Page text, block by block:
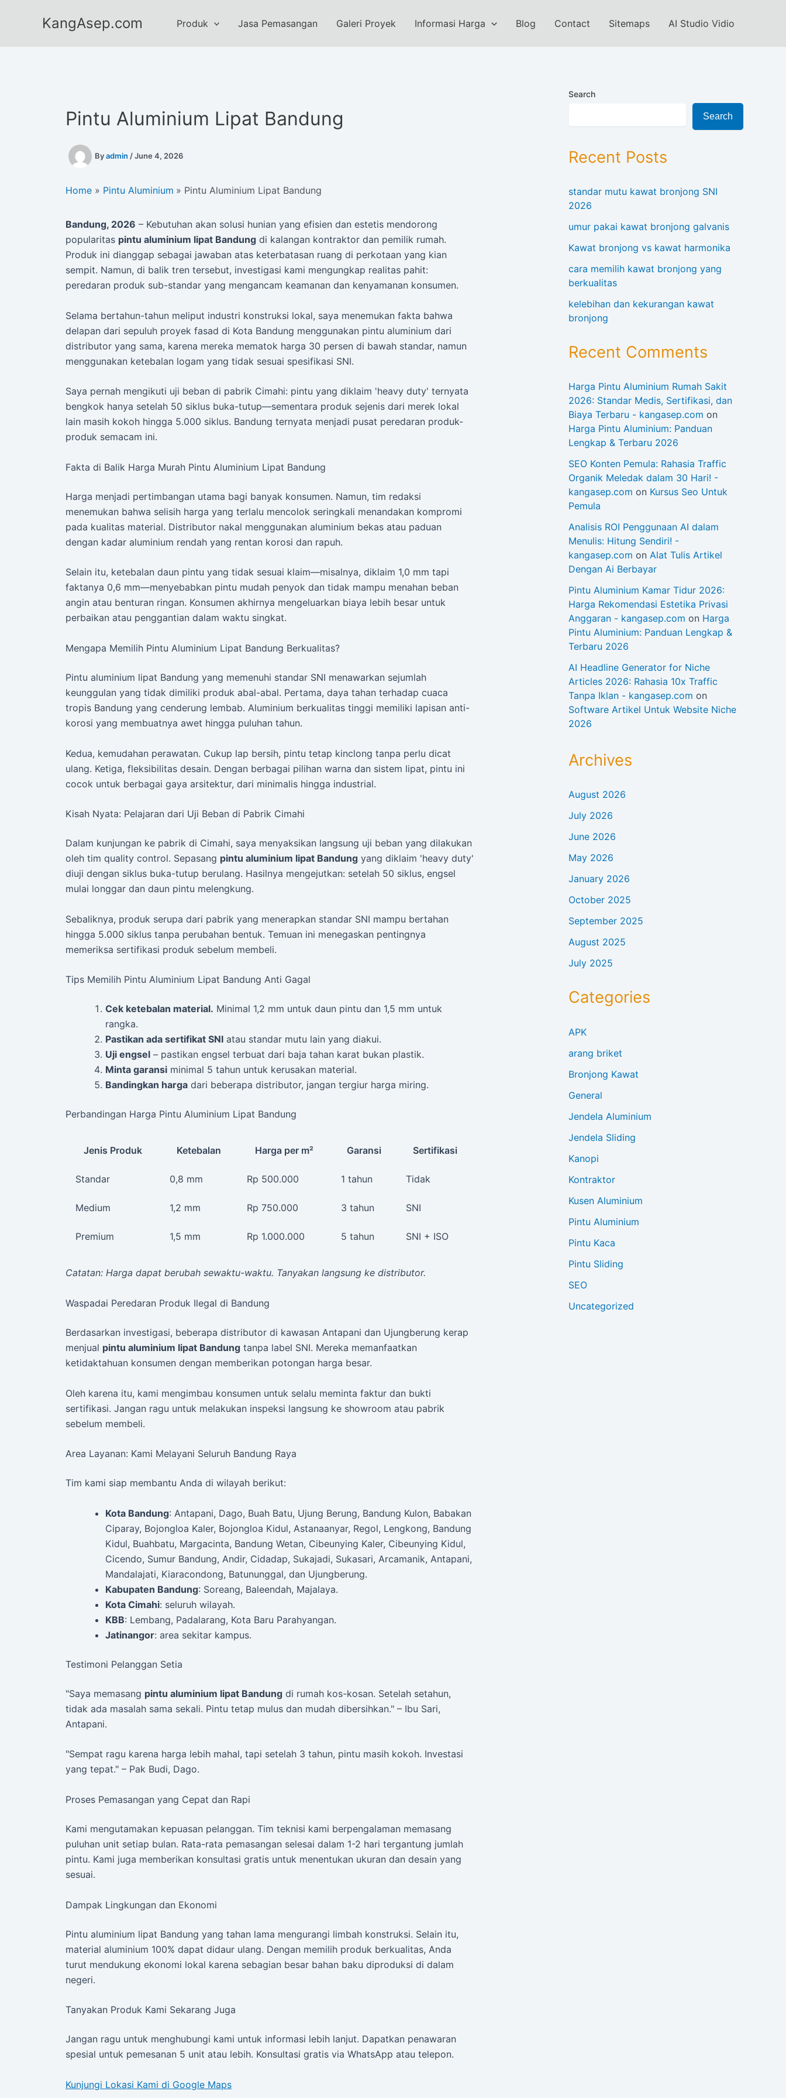
KangAsep.com Produk Jasa Pemasangan Galeri Proyek Informasi Harga Blog Contact Sitemaps AI Studio Vidio
Pintu Aluminium Lipat Bandung
Byadmin /June 4, 2026
Home Pintu Aluminium Pintu Aluminium Lipat Bandung
Bandung, 2026 – Kebutuhan akan solusi hunian yang efisien dan estetis mendorong
popularitas pintu aluminium lipat Bandung di kalangan kontraktor dan pemilik rumah.
Produk ini dianggap sebagai jawaban atas keterbatasan ruang di perkotaan yang kian
sempit. Namun, di balik tren tersebut, investigasi kami mengungkap realitas pahit:
peredaran produk sub-standar yang mengancam keamanan dan kenyamanan konsumen.
Selama bertahun-tahun meliput industri konstruksi lokal, saya menemukan fakta bahwa
delapan dari sepuluh proyek fasad di Kota Bandung menggunakan pintu aluminium dari
distributor yang sama, karena mereka mematok harga 30 persen di bawah standar, namun
menggunakan ketebalan logam yang tidak sesuai spesifikasi SNI.
Saya pernah mengikuti uji beban di pabrik Cimahi: pintu yang diklaim 'heavy duty' ternyata
bengkok hanya setelah 50 siklus buka-tutup—sementara produk sejenis dari merek lokal
lain masih kokoh hingga 5.000 siklus. Bandung ternyata menjadi pusat peredaran produk-
produk semacam ini.
Fakta di Balik Harga Murah Pintu Aluminium Lipat Bandung
Harga menjadi pertimbangan utama bagi banyak konsumen. Namun, tim redaksi
menemukan bahwa selisih harga yang terlalu mencolok seringkali menandakan kompromi
pada kualitas material. Distributor nakal menggunakan aluminium bekas atau paduan
dengan kadar aluminium rendah yang rentan korosi dan rapuh.
Selain itu, ketebalan daun pintu yang tidak sesuai klaim—misalnya, diklaim 1,0 mm tapi
faktanya 0,6 mm—menyebabkan pintu mudah penyok dan tidak mampu menahan beban
angin atau benturan ringan. Konsumen akhirnya mengeluarkan biaya lebih besar untuk
perbaikan atau penggantian dalam waktu singkat.
Mengapa Memilih Pintu Aluminium Lipat Bandung Berkualitas?
Pintu aluminium lipat Bandung yang memenuhi standar SNI menawarkan sejumlah
keunggulan yang tidak dimiliki produk abal-abal. Pertama, daya tahan terhadap cuaca
tropis Bandung yang cenderung lembab. Aluminium berkualitas tinggi memiliki lapisan anti-
korosi yang membuatnya awet hingga puluhan tahun.
Kedua, kemudahan perawatan. Cukup lap bersih, pintu tetap kinclong tanpa perlu dicat
ulang. Ketiga, fleksibilitas desain. Dengan berbagai pilihan warna dan sistem lipat, pintu ini
cocok untuk berbagai gaya arsitektur, dari minimalis hingga industrial.
Kisah Nyata: Pelajaran dari Uji Beban di Pabrik Cimahi
Dalam kunjungan ke pabrik di Cimahi, saya menyaksikan langsung uji beban yang dilakukan
oleh tim quality control. Sepasang pintu aluminium lipat Bandung yang diklaim 'heavy duty'
diuji dengan siklus buka-tutup berulang. Hasilnya mengejutkan: setelah 50 siklus, engsel
mulai longgar dan daun pintu melengkung.
Sebaliknya, produk serupa dari pabrik yang menerapkan standar SNI mampu bertahan
hingga 5.000 siklus tanpa perubahan bentuk. Temuan ini menegaskan pentingnya
memeriksa sertifikasi produk sebelum membeli.
Tips Memilih Pintu Aluminium Lipat Bandung Anti Gagal
Cek ketebalan material. Minimal 1,2 mm untuk daun pintu dan 1,5 mm untuk
rangka.
Pastikan ada sertifikat SNI atau standar mutu lain yang diakui.
Uji engsel – pastikan engsel terbuat dari baja tahan karat bukan plastik.
Minta garansi minimal 5 tahun untuk kerusakan material.
Bandingkan harga dari beberapa distributor, jangan tergiur harga miring.
Perbandingan Harga Pintu Aluminium Lipat Bandung
Jenis Produk Ketebalan Harga per m² Garansi Sertifikasi
Standar 0,8 mm Rp 500.000 1 tahun Tidak
Medium 1,2 mm Rp 750.000 3 tahun SNI
Premium 1,5 mm Rp 1.000.000 5 tahun SNI + ISO
Catatan: Harga dapat berubah sewaktu-waktu. Tanyakan langsung ke distributor.
Waspadai Peredaran Produk Ilegal di Bandung
Berdasarkan investigasi, beberapa distributor di kawasan Antapani dan Ujungberung kerap
menjual pintu aluminium lipat Bandung tanpa label SNI. Mereka memanfaatkan
ketidaktahuan konsumen dengan memberikan potongan harga besar.
Oleh karena itu, kami mengimbau konsumen untuk selalu meminta faktur dan bukti
sertifikasi. Jangan ragu untuk melakukan inspeksi langsung ke showroom atau pabrik
sebelum membeli.
Area Layanan: Kami Melayani Seluruh Bandung Raya
Tim kami siap membantu Anda di wilayah berikut:
Kota Bandung: Antapani, Dago, Buah Batu, Ujung Berung, Bandung Kulon, Babakan
Ciparay, Bojongloa Kaler, Bojongloa Kidul, Astanaanyar, Regol, Lengkong, Bandung
Kidul, Buahbatu, Margacinta, Bandung Wetan, Cibeunying Kaler, Cibeunying Kidul,
Cicendo, Sumur Bandung, Andir, Cidadap, Sukajadi, Sukasari, Arcamanik, Antapani,
Mandalajati, Kiaracondong, Batununggal, dan Ujungberung.
Kabupaten Bandung: Soreang, Baleendah, Majalaya.
Kota Cimahi: seluruh wilayah.
KBB: Lembang, Padalarang, Kota Baru Parahyangan.
Jatinangor: area sekitar kampus.
Testimoni Pelanggan Setia
"Saya memasang pintu aluminium lipat Bandung di rumah kos-kosan. Setelah setahun,
tidak ada masalah sama sekali. Pintu tetap mulus dan mudah dibersihkan." – Ibu Sari,
Antapani.
"Sempat ragu karena harga lebih mahal, tapi setelah 3 tahun, pintu masih kokoh. Investasi
yang tepat." – Pak Budi, Dago.
Proses Pemasangan yang Cepat dan Rapi
Kami mengutamakan kepuasan pelanggan. Tim teknisi kami berpengalaman memasang
puluhan unit setiap bulan. Rata-rata pemasangan selesai dalam 1-2 hari tergantung jumlah
pintu. Kami juga memberikan konsultasi gratis untuk menentukan ukuran dan desain yang
sesuai.
Dampak Lingkungan dan Ekonomi
Pintu aluminium lipat Bandung yang tahan lama mengurangi limbah konstruksi. Selain itu,
material aluminium 100% dapat didaur ulang. Dengan memilih produk berkualitas, Anda
turut mendukung ekonomi lokal karena sebagian besar bahan baku diproduksi di dalam
negeri.
Tanyakan Produk Kami Sekarang Juga
Jangan ragu untuk menghubungi kami untuk informasi lebih lanjut. Dapatkan penawaran
spesial untuk pemesanan 5 unit atau lebih. Konsultasi gratis via WhatsApp atau telepon.
Kunjungi Lokasi Kami di Google Maps
Search
Search
Recent Posts
standar mutu kawat bronjong SNI
2026
umur pakai kawat bronjong galvanis
Kawat bronjong vs kawat harmonika
cara memilih kawat bronjong yang
berkualitas
kelebihan dan kekurangan kawat
bronjong
Recent Comments
Harga Pintu Aluminium Rumah Sakit
2026: Standar Medis, Sertifikasi, dan
Biaya Terbaru - kangasep.com on
Harga Pintu Aluminium: Panduan
Lengkap & Terbaru 2026
SEO Konten Pemula: Rahasia Traffic
Organik Meledak dalam 30 Hari! -
kangasep.com on Kursus Seo Untuk
Pemula
Analisis ROI Penggunaan AI dalam
Menulis: Hitung Sendiri! -
kangasep.com on Alat Tulis Artikel
Dengan Ai Berbayar
Pintu Aluminium Kamar Tidur 2026:
Harga Rekomendasi Estetika Privasi
Anggaran - kangasep.com on Harga
Pintu Aluminium: Panduan Lengkap &
Terbaru 2026
AI Headline Generator for Niche
Articles 2026: Rahasia 10x Traffic
Tanpa Iklan - kangasep.com on
Software Artikel Untuk Website Niche
2026
Archives
August 2026
July 2026
June 2026
May 2026
January 2026
October 2025
September 2025
August 2025
July 2025
Categories
APK
arang briket
Bronjong Kawat
General
Jendela Aluminium
Jendela Sliding
Kanopi
Kontraktor
Kusen Aluminium
Pintu Aluminium
Pintu Kaca
Pintu Sliding
SEO
Uncategorized